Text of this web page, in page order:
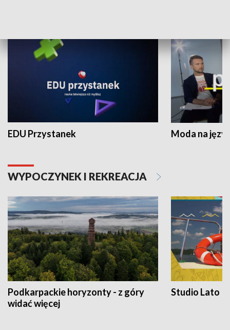
EDU Przystanek Moda na
WYPOCZYNEK I REKREACJA
Podkarpackie horyzonty - z góry
widać więcej
Studio Lato